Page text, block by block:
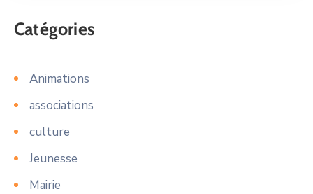
Catégories
Animations
associations
culture
Jeunesse
Mairie